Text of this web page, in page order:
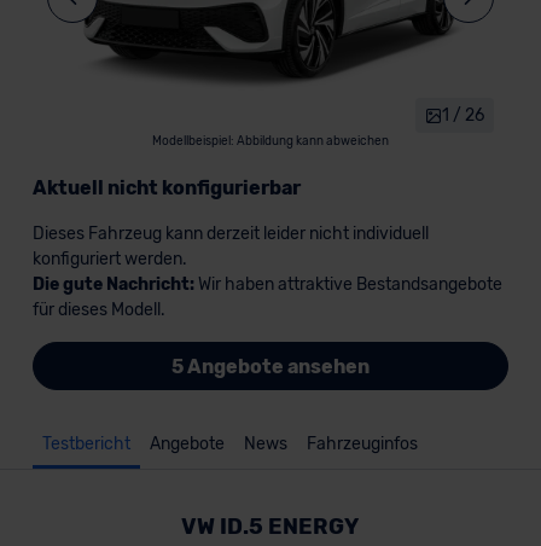
Modellbeispiel: Abbildung kann abweichen
1 / 26
Aktuell nicht konfigurierbar
Dieses Fahrzeug kann derzeit leider nicht individuell
konfiguriert werden.
Die gute Nachricht: Wir haben attraktive Bestandsangebote
für dieses Modell.
5 Angebote ansehen
Testbericht Angebote News Fahrzeuginfos
VW ID.5 ENERGY